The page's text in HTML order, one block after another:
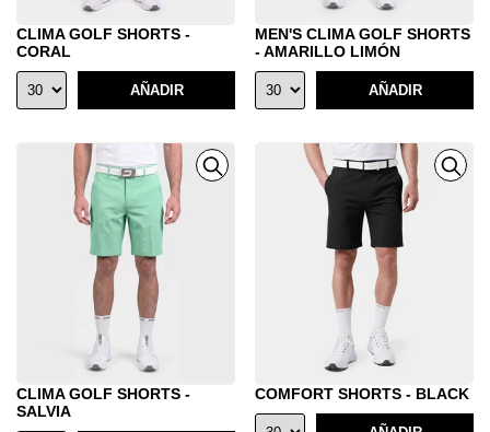
CLIMA GOLF SHORTS -
CORAL
AÑADIR
MEN'S CLIMA GOLF SHORTS
- AMARILLO LIMÓN
AÑADIR
CLIMA GOLF SHORTS -
SALVIA
COMFORT SHORTS - BLACK